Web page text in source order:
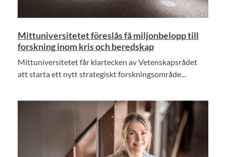
Mittuniversitetet föreslås få miljonbelopp till
forskning inom kris och beredskap
Mittuniversitetet får klartecken av Vetenskapsrådet
att starta ett nytt strategiskt forskningsområde...